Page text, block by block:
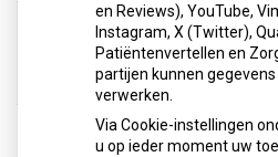
Vrijleggen
tand of
doorbraak
Moeizaam
tand of
en Reviews), YouTube,
Instagram, X (Twitter),
Patiëntenvertellen en
partijen kunnen
verwerken.
Via Cookie-instellingen
u op ieder moment uw